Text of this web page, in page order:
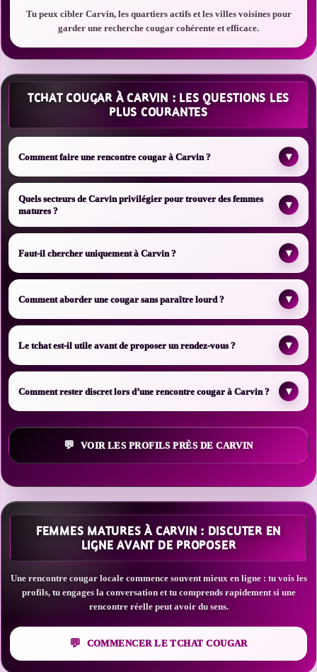
Tu peux cibler Carvin, les quartiers actifs et les villes voisines pour
garder une recherche cougar cohérente et efficace.
TCHAT COUGAR À CARVIN : LES QUESTIONS LES
PLUS COURANTES
Comment faire une rencontre cougar à Carvin ? ▾
Quels secteurs de Carvin privilégier pour trouver des femmes
matures ?
▾
Faut-il chercher uniquement à Carvin ? ▾
Comment aborder une cougar sans paraître lourd ? ▾
Le tchat est-il utile avant de proposer un rendez-vous ? ▾
Comment rester discret lors d’une rencontre cougar à Carvin ? ▾
VOIR LES PROFILS PRÈS DE CARVIN
FEMMES MATURES À CARVIN : DISCUTER EN
LIGNE AVANT DE PROPOSER
Une rencontre cougar locale commence souvent mieux en ligne : tu vois les
profils, tu engages la conversation et tu comprends rapidement si une
rencontre réelle peut avoir du sens.
COMMENCER LE TCHAT COUGAR